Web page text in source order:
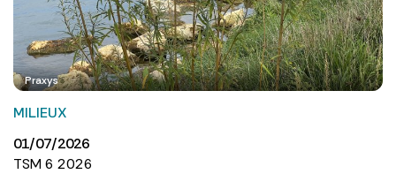
Praxys
MILIEUX
01/07/2026
TSM 6 2026